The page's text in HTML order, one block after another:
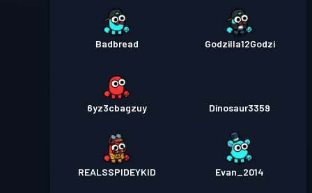
Badbread Godzilla12Godzi
6yz3cbagzuy Dinosaur3359
REALSSPIDEYKID Evan_2014